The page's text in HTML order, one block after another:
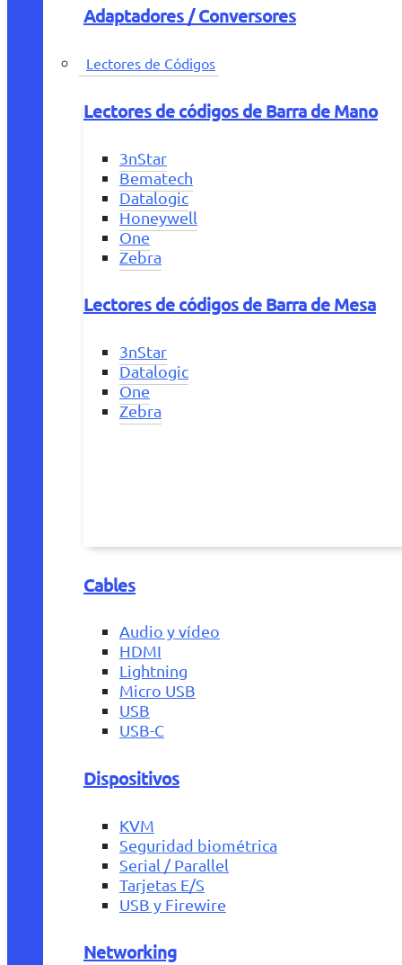
Adaptadores / Conversores
Lectores de Códigos
Lectores de códigos de Barra de Mano
3nStar
Bematech
Datalogic
Honeywell
One
Zebra
Lectores de códigos de Barra de Mesa
3nStar
Datalogic
One
Zebra
Cables
Audio y vídeo
HDMI
Lightning
Micro USB
USB
USB-C
Dispositivos
KVM
Seguridad biométrica
Serial / Parallel
Tarjetas E/S
USB y Firewire
Networking